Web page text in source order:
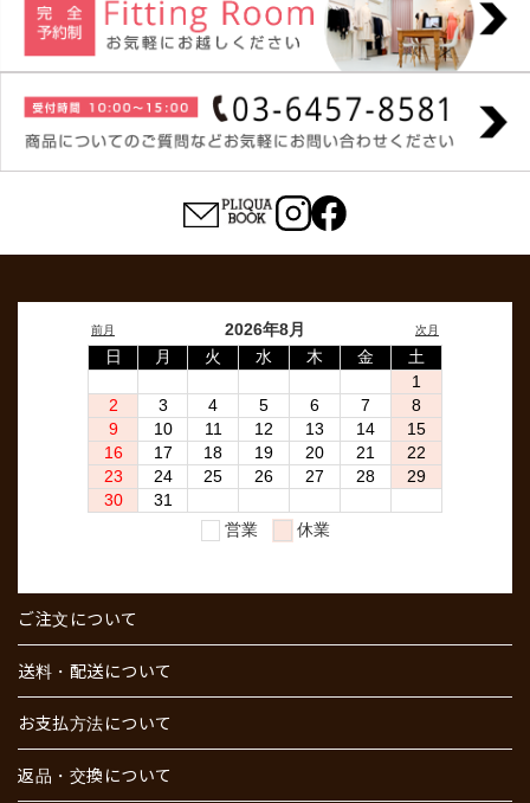
ご注文について
送料・配送について
お支払方法について
返品・交換について